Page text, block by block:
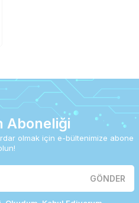
Aboneliği
olmak için e-bültenimize abone
GÖNDER